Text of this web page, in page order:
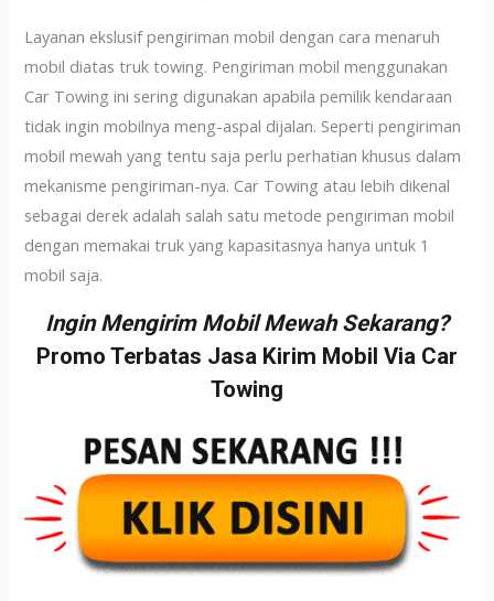
Layanan ekslusif pengiriman mobil dengan cara menaruh
mobil diatas truk towing. Pengiriman mobil menggunakan
Car Towing ini sering digunakan apabila pemilik kendaraan
tidak ingin mobilnya meng-aspal dijalan. Seperti pengiriman
mobil mewah yang tentu saja perlu perhatian khusus dalam
mekanisme pengiriman-nya. Car Towing atau lebih dikenal
sebagai derek adalah salah satu metode pengiriman mobil
dengan memakai truk yang kapasitasnya hanya untuk 1
mobil saja.
Ingin Mengirim Mobil Mewah Sekarang?
Promo Terbatas Jasa Kirim Mobil Via Car
Towing